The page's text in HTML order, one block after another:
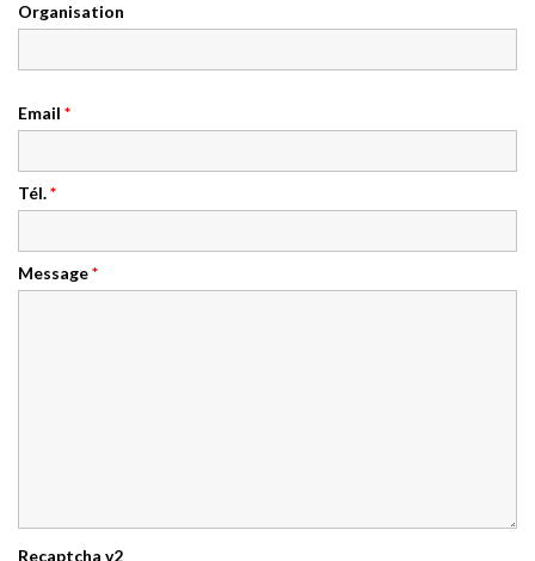
Organisation
Email *
Tél.*
Message*
Recaptcha v2